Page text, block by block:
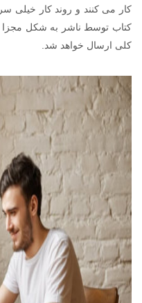
کار می کنند و روند کار خیلی
کتاب توسط ناشر به شکل مجزا
کلی ارسال خواهد شد.